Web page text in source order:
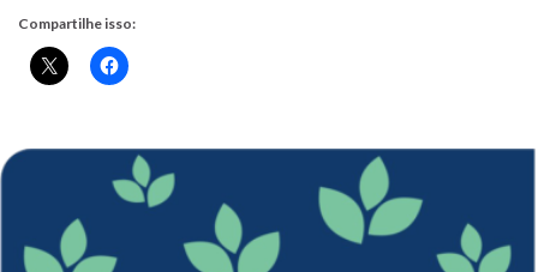
Compartilhe isso: